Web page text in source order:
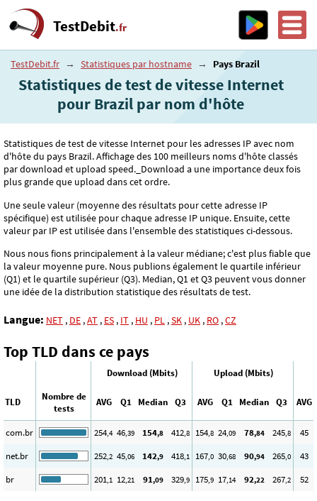
TestDebit.fr
TestDebit.fr → Statistiques par hostname → Pays Brazil
Statistiques de test de vitesse Internet
pour Brazil par nom d'hôte
Statistiques de test de vitesse Internet pour les adresses IP avec nom
d'hôte du pays Brazil. Affichage des 100 meilleurs noms d'hôte classés
par download et upload speed._Download a une importance deux fois
plus grande que upload dans cet ordre.
Une seule valeur (moyenne des résultats pour cette adresse IP
spécifique) est utilisée pour chaque adresse IP unique. Ensuite, cette
valeur par IP est utilisée dans l'ensemble des statistiques ci-dessous.
Nous nous fions principalement à la valeur médiane; c'est plus fiable que
la valeur moyenne pure. Nous publions également le quartile inférieur
(Q1) et le quartile supérieur (Q3). Median, Q1 et Q3 peuvent vous donner
une idée de la distribution statistique des résultats de test.
Langue: NET , DE ,AT , ES , IT , HU , PL ,SK , UK , RO ,CZ
Top TLD dans ce pays
Download (Mbits) Upload (Mbits)
TLD
Nombre de
tests
AVG Q1 Median Q3 AVG Q1 Median Q3 AVG
com.br 254,4 46,39 154,8 412,8 154,8 24,09 78,84 245,8 45
net.br
252,2 45,06 142,9 418,1 167,0 30,68 90,94 265,0 43
br
201,1 12,21 91,09 329,9 175,9 17,14 92,22 267,2 52